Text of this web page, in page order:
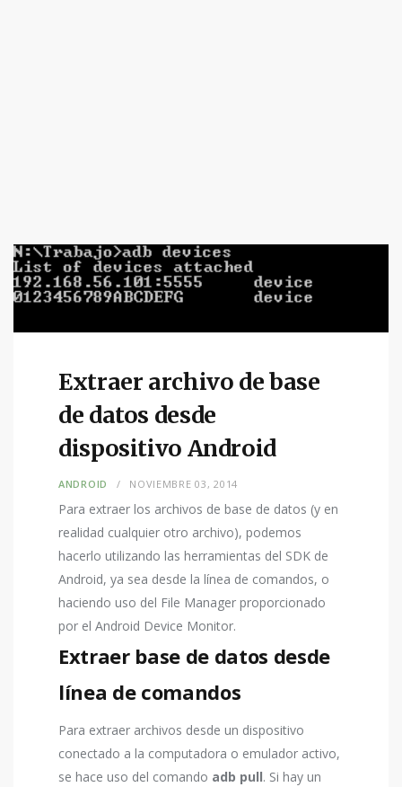
Extraer archivo de base
de datos desde
dispositivo Android
ANDROID NOVIEMBRE 03, 2014
Para extraer los archivos de base de datos (y en
realidad cualquier otro archivo), podemos
hacerlo utilizando las herramientas del SDK de
Android, ya sea desde la línea de comandos, o
haciendo uso del File Manager proporcionado
por el Android Device Monitor.
Extraer base de datos desde
línea de comandos
Para extraer archivos desde un dispositivo
conectado a la computadora o emulador activo,
se hace uso del comando adb pull. Si hay un